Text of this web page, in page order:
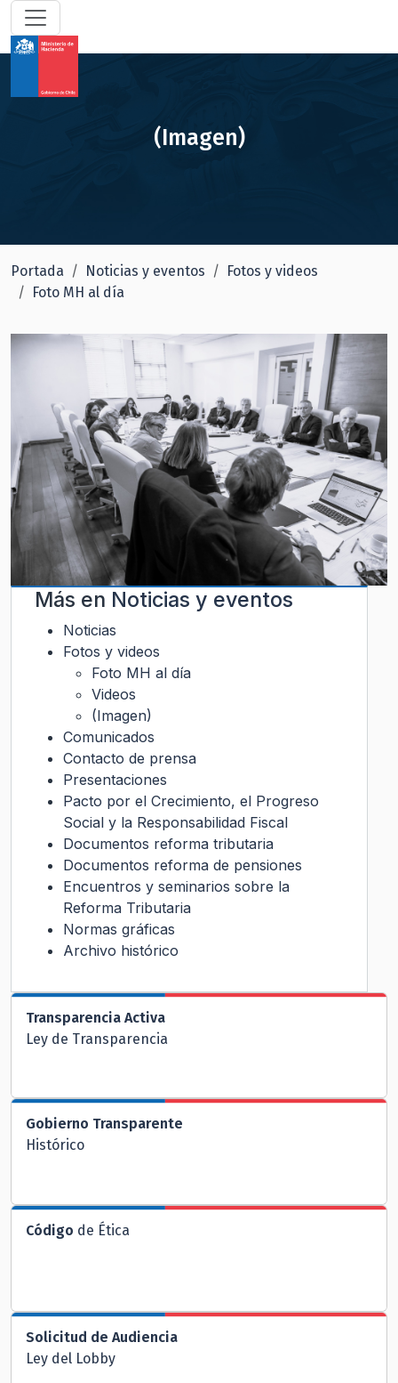
(Imagen)
Portada Noticias y eventos
Fotos y videos
Foto MH al día
Más en Noticias y eventos
Noticias
Fotos y videos
Foto MH al día
Videos
(Imagen)
Comunicados
Contacto de prensa
Presentaciones
Pacto por el Crecimiento, el Progreso
Social y la Responsabilidad Fiscal
Documentos reforma tributaria
Documentos reforma de pensiones
Encuentros y seminarios sobre la
Reforma Tributaria
Normas gráficas
Archivo histórico
Transparencia Activa
Ley de Transparencia
Gobierno Transparente
Histórico
Código de Ética
Solicitud de Audiencia
Ley del Lobby